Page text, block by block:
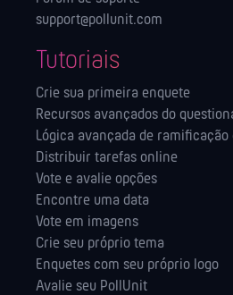
support@pollunit.com
Tutoriais
Crie sua primeira enquete
Recursos avançados do
Lógica avançada de ramificação
Distribuir tarefas online
Vote e avalie opções
Encontre uma data
Vote em imagens
Crie seu próprio tema
Enquetes com seu próprio logo
Avalie seu PollUnit